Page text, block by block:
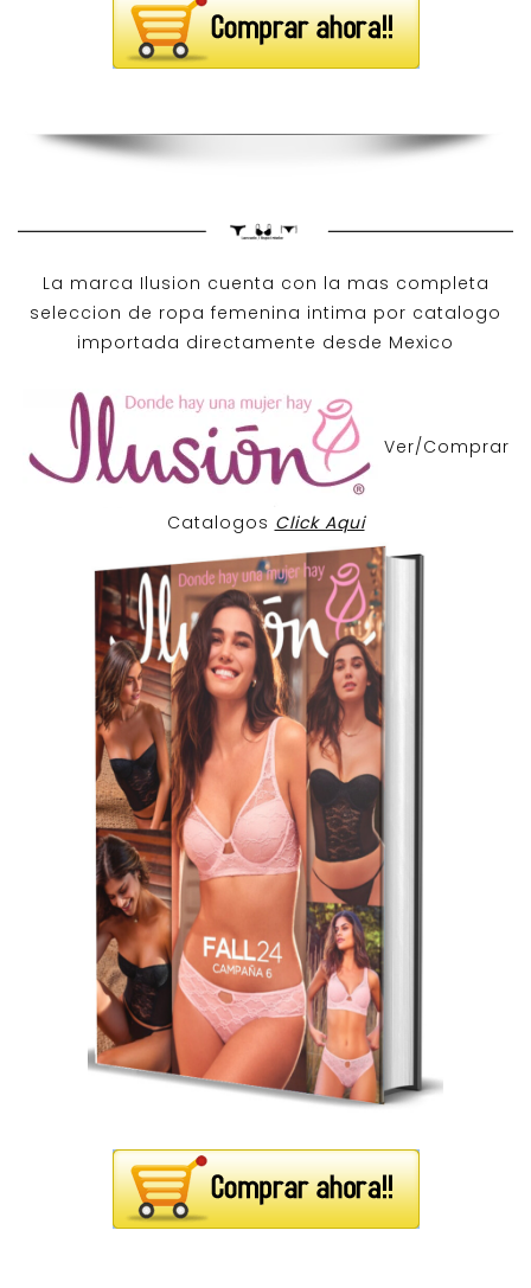
La marca Ilusion cuenta con la mas completa
seleccion de ropa femenina intima por catalogo
importada directamente desde Mexico
Ver/Comprar
Catalogos Click Aqui